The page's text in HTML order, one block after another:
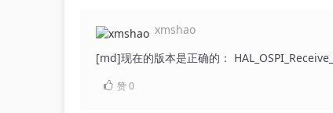
xmshao
[md]现在的版本是正确的
赞0